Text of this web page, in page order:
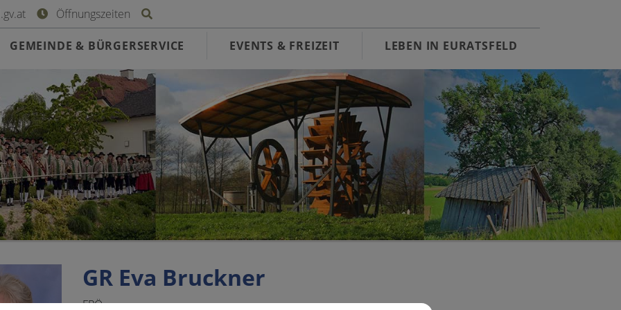
Öffnungszeiten
GEMEINDE & BÜRGERSERVICE EVENTS & FREIZEIT LEBEN IN EURATSFELD
GR Eva Bruckner
FPÖ